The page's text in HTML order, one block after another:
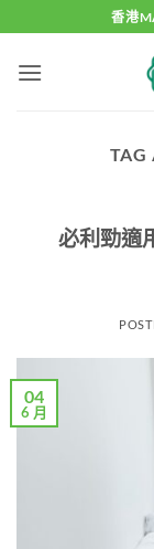
to
content
香港
TAG
必利勁適
04
6 月